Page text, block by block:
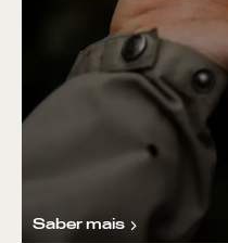
Saber mais